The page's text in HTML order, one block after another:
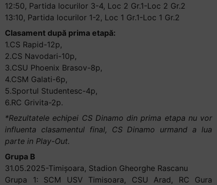
12:50, Partida locurilor 3-4, Loc 2 Gr.1-Loc 2 Gr.2
13:10, Partida locurilor 1-2, Loc 1 Gr.1-Loc 1 Gr.2
Clasament după prima etapă:
1.CS Rapid-12p,
2.CS Navodari-10p,
3.CSU Phoenix Brasov-8p,
4.CSM Galati-6p,
5.Sportul Studentesc-4p,
6.RC Grivita-2p.
*Rezultatele echipei CS Dinamo din prima etapa nu vor
influenta clasamentul final, CS Dinamo urmand a lua
parte in Play-Out.
Grupa B
31.05.2025-Timișoara, Stadion Gheorghe Rascanu
Grupa 1: SCM USV Timisoara, CSU Arad, RC Gura